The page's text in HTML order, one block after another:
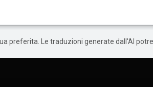
preferita. Le traduzioni generate dall'AI